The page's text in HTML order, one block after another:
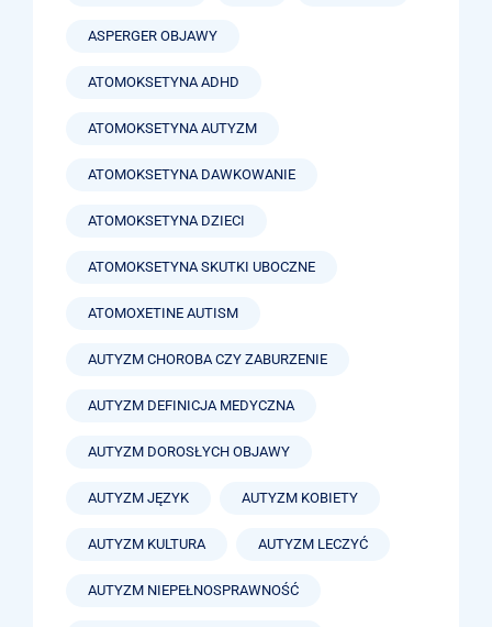
ASPERGER OBJAWY
ATOMOKSETYNA ADHD
ATOMOKSETYNA AUTYZM
ATOMOKSETYNA DAWKOWANIE
ATOMOKSETYNA DZIECI
ATOMOKSETYNA SKUTKI UBOCZNE
ATOMOXETINE AUTISM
AUTYZM CHOROBA CZY ZABURZENIE
AUTYZM DEFINICJA MEDYCZNA
AUTYZM DOROSŁYCH OBJAWY
AUTYZM JĘZYK AUTYZM KOBIETY
AUTYZM KULTURA AUTYZM LECZYĆ
AUTYZM NIEPEŁNOSPRAWNOŚĆ